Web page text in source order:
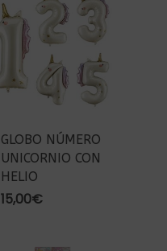
GLOBO NÚMERO
UNICORNIO CON
HELIO
15,00€